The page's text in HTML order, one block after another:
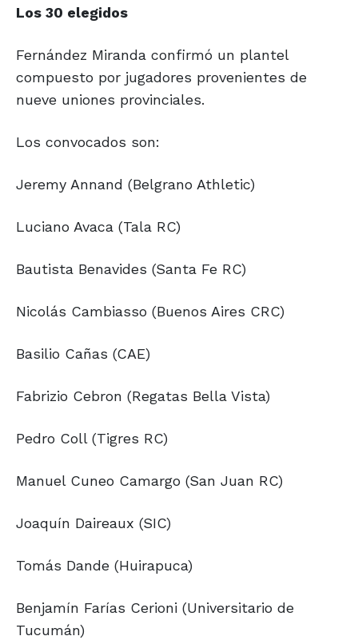
Los 30 elegidos
Fernández Miranda confirmó un plantel
compuesto por jugadores provenientes de
nueve uniones provinciales.
Los convocados son:
Jeremy Annand (Belgrano Athletic)
Luciano Avaca (Tala RC)
Bautista Benavides (Santa Fe RC)
Nicolás Cambiasso (Buenos Aires CRC)
Basilio Cañas (CAE)
Fabrizio Cebron (Regatas Bella Vista)
Pedro Coll (Tigres RC)
Manuel Cuneo Camargo (San Juan RC)
Joaquín Daireaux (SIC)
Tomás Dande (Huirapuca)
Benjamín Farías Cerioni (Universitario de
Tucumán)